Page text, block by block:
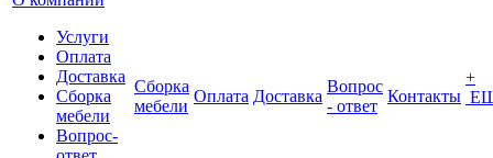
Услуги
Оплата
Доставка
Сборка
мебели
Вопрос-
Сборка
мебели
Оплата Доставка
Вопрос
- ответ
Контакты
+